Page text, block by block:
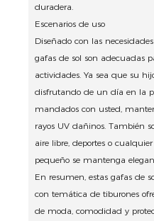
duradera.
Escenarios de uso
Diseñado con las
gafas de sol son adecuadas
actividades. Ya sea que su
disfrutando de un día en la
mandados con usted,
rayos UV dañinos. También
aire libre, deportes o
pequeño se mantenga
En resumen, estas gafas de
con temática de tiburones
de moda, comodidad y